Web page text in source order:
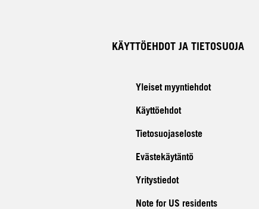
KÄYTTÖEHDOT JA TIETOSUOJA
Yleiset myyntiehdot
Käyttöehdot
Tietosuojaseloste
Evästekäytäntö
Yritystiedot
Note for US residents